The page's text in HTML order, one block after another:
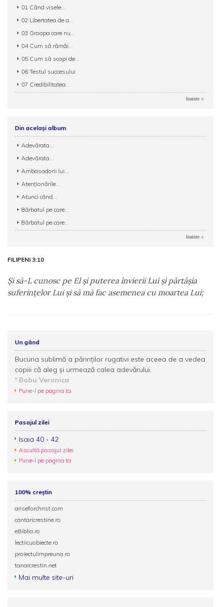
01 Când visele...
02 Libertatea de a...
03 Groapa care nu...
04 Cum să rămâi...
05 Cum să scapi de...
06 Testul succesului
07 Credibilitatea...
Inainte
Din același album
Adevărata...
Adevărata...
Ambasadorii lui...
Atenționările...
Atunci când...
Bărbatul pe care...
Bărbatul pe care...
Inainte
FILIPENI 3:10
Şi să-L cunosc pe El şi puterea învierii Lui şi părtăşia
suferinţelor Lui şi să mă fac asemenea cu moartea Lui;
Un gând
Bucuria sublimă a părinților rugativi este aceea de a vedea
copiii că aleg şi urmează calea adevărului.
Bobu Veronica
Pune-l pe pagina ta
Pasajul zilei
Isaia 40 - 42
Ascultă pasajul zilei
Pune-l pe pagina ta
100% creștin
ariseforchrist.com
cantaricrestine.ro
eBiblia.ro
lectiicuobiecte.ro
proiectulimpreuna.ro
tanarcrestin.net
Mai multe site-uri